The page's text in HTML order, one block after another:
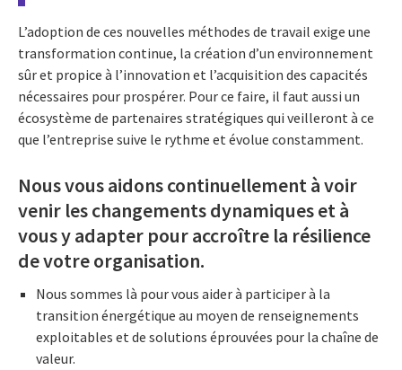
L’adoption de ces nouvelles méthodes de travail exige une
transformation continue, la création d’un environnement
sûr et propice à l’innovation et l’acquisition des capacités
nécessaires pour prospérer. Pour ce faire, il faut aussi un
écosystème de partenaires stratégiques qui veilleront à ce
que l’entreprise suive le rythme et évolue constamment.
Nous vous aidons continuellement à voir
venir les changements dynamiques et à
vous y adapter pour accroître la résilience
de votre organisation.
Nous sommes là pour vous aider à participer à la
transition énergétique au moyen de renseignements
exploitables et de solutions éprouvées pour la chaîne de
valeur.